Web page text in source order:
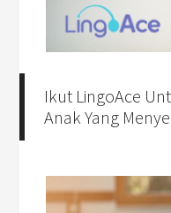
Ikut LingoAce
Anak Yang